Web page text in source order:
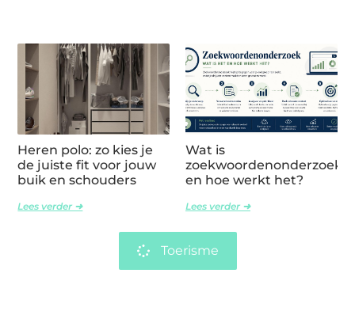
Heren polo: zo kies je
de juiste fit voor jouw
buik en schouders
Lees verder ➜
Wat is
zoekwoordenonderzoek
en hoe werkt het?
Lees verder ➜
Toerisme